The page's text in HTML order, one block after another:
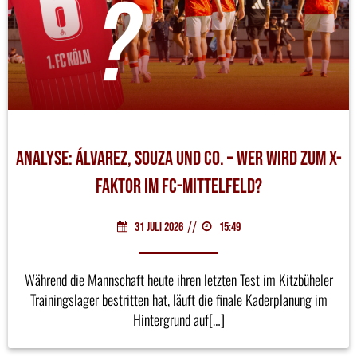
Analyse: Álvarez, Souza und Co. – Wer wird zum X-
Faktor im FC-Mittelfeld?
31 Juli 2026 // 15:49
Während die Mannschaft heute ihren letzten Test im Kitzbüheler
Trainingslager bestritten hat, läuft die finale Kaderplanung im
Hintergrund auf[…]